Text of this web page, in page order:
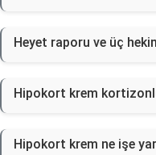
Heyet raporu ve üç
Hipokort krem
Hipokort krem ne işe